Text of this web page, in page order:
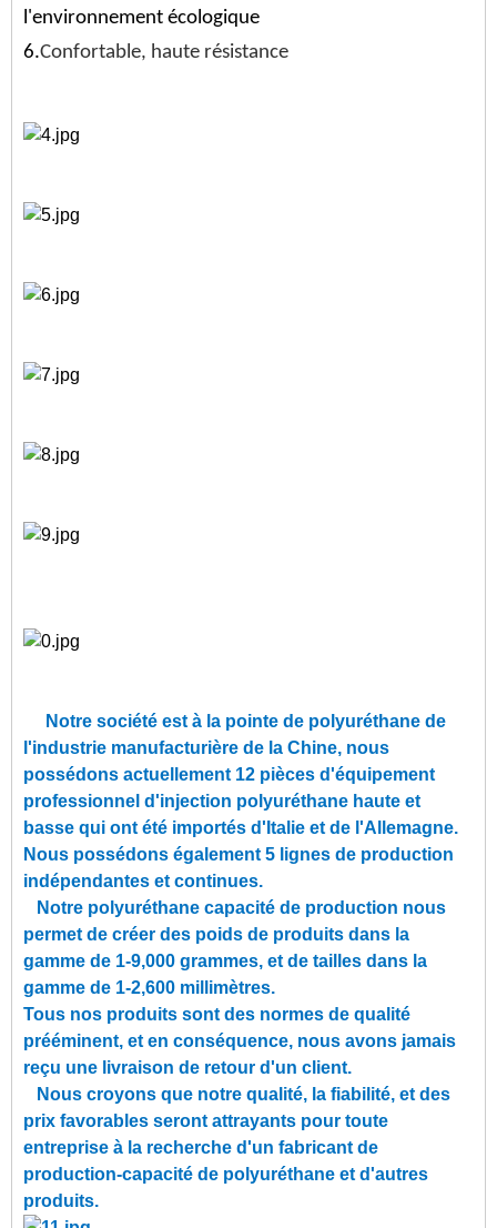
l'environnement écologique
6.Confortable, haute résistance
Notre société est à la pointe de polyuréthane de
l'industrie manufacturière de la Chine, nous
possédons actuellement 12 pièces d'équipement
professionnel d'injection polyuréthane haute et
basse qui ont été importés d'Italie et de l'Allemagne.
Nous possédons également 5 lignes de production
indépendantes et continues.
Notre polyuréthane capacité de production nous
permet de créer des poids de produits dans la
gamme de 1-9,000 grammes, et de tailles dans la
gamme de 1-2,600 millimètres.
Tous nos produits sont des normes de qualité
prééminent, et en conséquence, nous avons jamais
reçu une livraison de retour d'un client.
Nous croyons que notre qualité, la fiabilité, et des
prix favorables seront attrayants pour toute
entreprise à la recherche d'un fabricant de
production-capacité de polyuréthane et d'autres
produits.